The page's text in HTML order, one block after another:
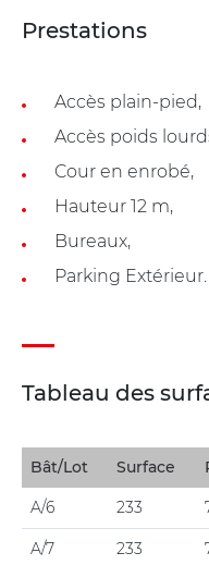
Prestations
Accès plain-pied,
Accès poids
Cour en enrobé,
Hauteur 12 m,
Bureaux,
Parking Extérieur.
Tableau des
Bât/Lot Surface
A/6 233
A/7 233